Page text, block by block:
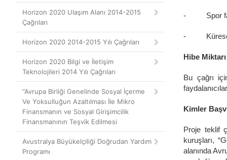
Horizon 2020 Ulaşım Alanı 2014-2015
Çağrıları
Horizon 2020 2014-2015 Yılı Çağrıları
Horizon 2020 Bilgi ve İletişim
Teknolojileri 2014 Yılı Çağrıları
“Avrupa Birliği Genelinde Sosyal İçerme
Ve Yoksulluğun Azaltılması İle Mikro
Finansmanın ve Sosyal Girişimcilik
Finansmanının Teşvik Edilmesi
Avustralya Büyükelçiliği Doğrudan Yardım
Programı
- Spor
- Küresel
Hibe
Bu çağrı
Kimler
Proje teklif
kuruşları,
alanında